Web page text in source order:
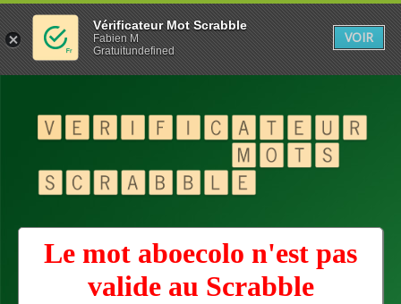
Le mot aboecolo n'est pas
valide au Scrabble
Vérificateur Mot Scrabble
Fabien M
Gratuitundefined
VOIR